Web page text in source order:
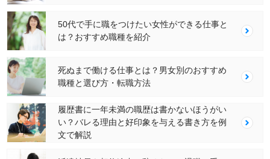
50代で手に職をつけたい女性ができる仕事と
は？おすすめ職種を紹介
死ぬまで働ける仕事とは？男女別のおすすめ
職種と選び方・転職方法
履歴書に一年未満の職歴は書かないほうがい
い？バレる理由と好印象を与える書き方を例
文で解説